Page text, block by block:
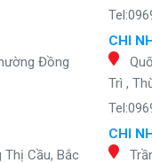
Đồng
Cầu, Bắc
CHI
Trì ,
CHI